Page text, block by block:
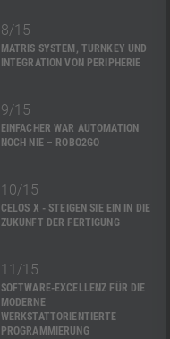
8/15
MATRIS SYSTEM, TURNKEY UND
INTEGRATION VON PERIPHERIE
9/15
EINFACHER WAR AUTOMATION
NOCH NIE – ROBO2GO
10/15
CELOS X - STEIGEN SIE EIN IN DIE
ZUKUNFT DER FERTIGUNG
11/15
SOFTWARE-EXCELLENZ FÜR DIE
MODERNE
WERKSTATTORIENTIERTE
PROGRAMMIERUNG